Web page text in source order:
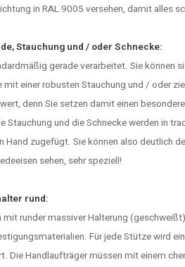
in RAL 9005 versehen, damit alles
Stauchung und / oderSchnecke:
gerade verarbeitet. Sie können
einer robusten Stauchung und / oder
denn Sie setzen damit einen
Stauchung und die Schnecke werden in
Hand zugefügt. Sie können also deutlich
sehen, sehr speziell!
rund:
mit runder massiver Halterung
Für jede Stütze wird
Die Handlaufträger müssen mit einem